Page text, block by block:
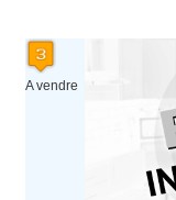
A vendre